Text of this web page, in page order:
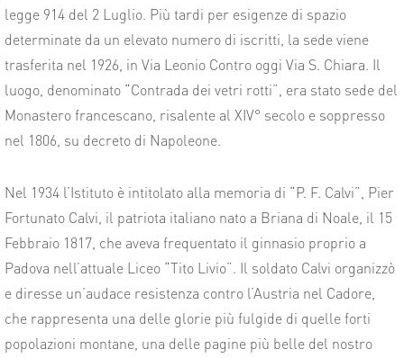
legge 914 del 2 Luglio. Più tardi per esigenze di spazio
determinate da un elevato numero di iscritti, la sede viene
trasferita nel 1926, in Via Leonio Contro oggi Via S. Chiara. Il
luogo, denominato “Contrada dei vetri rotti”, era stato sede del
Monastero francescano, risalente al XIV° secolo e soppresso
nel 1806, su decreto di Napoleone.
Nel 1934 l’Istituto è intitolato alla memoria di “P. F. Calvi”, Pier
Fortunato Calvi, il patriota italiano nato a Briana di Noale, il 15
Febbraio 1817, che aveva frequentato il ginnasio proprio a
Padova nell’attuale Liceo “Tito Livio”. Il soldato Calvi organizzò
e diresse un’audace resistenza contro l’Austria nel Cadore,
che rappresenta una delle glorie più fulgide di quelle forti
popolazioni montane, una delle pagine più belle del nostro